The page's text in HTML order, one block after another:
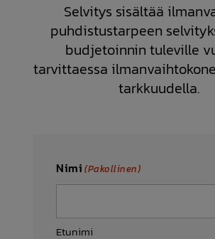
Selvitys sisältää
puhdistustarpeen
budjetoinnin tuleville
tarvittaessa
tarkkuudella.
Nimi (Pakollinen)
Etunimi